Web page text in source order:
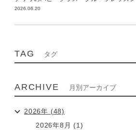
2026.06.20
TAG タグ
ARCHIVE 月別アーカイブ
2026年 (48)
2026年8月 (1)